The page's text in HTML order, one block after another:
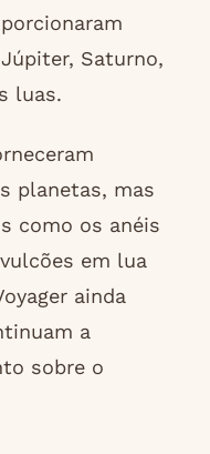
Saturno,
luas.
planetas, mas
como os anéis
em lua
ainda
a
sobre o